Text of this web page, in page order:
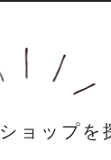
ョップを